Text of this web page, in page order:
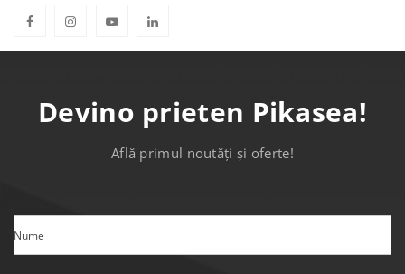
Devino prieten Pikasea!
Află primul noutăți și oferte!
Nume